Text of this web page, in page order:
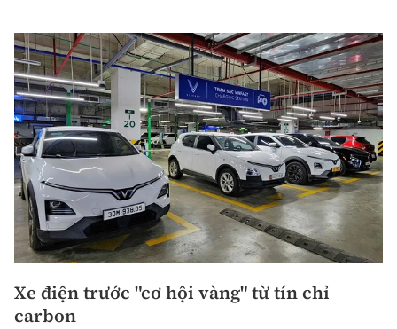
Xe điện trước "cơ hội vàng" từ tín chỉ
carbon